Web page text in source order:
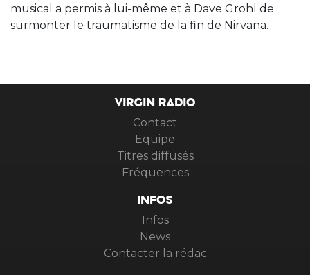
musical a permis à lui-même et à Dave Grohl de
surmonter le traumatisme de la fin de Nirvana.
VIRGIN RADIO
Contact
Equipe
Titres diffusés
Fréquences
INFOS
Infos
News
Contacter la rédac